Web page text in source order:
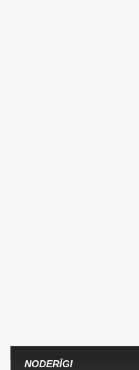
NODERĪGI